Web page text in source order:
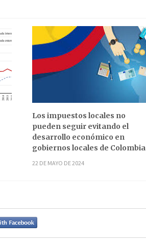
Los impuestos locales no
pueden seguir evitando el
desarrollo económico en
gobiernos locales de Colombia
22 DE MAYO DE 2024